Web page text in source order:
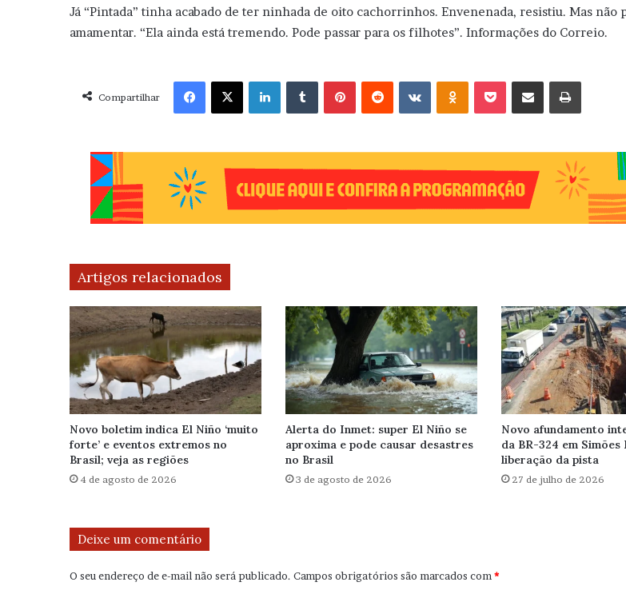
Já “Pintada” tinha acabado de ter ninhada de oito cachorrinhos. Envenenada, resistiu. Mas não
amamentar. “Ela ainda está tremendo. Pode passar para os filhotes”. Informações do Correio.
Compartilhar
Facebook X Linkedin VK OK
Artigos relacionados
Novo boletim indica El Niño ‘muito
forte’ e eventos extremos no
Brasil; veja as regiões
4 de agosto de 2026
Alerta do Inmet: super El Niño se
aproxima e pode causar desastres
no Brasil
3 de agosto de 2026
Novo afundamento
da BR-324 em Simões
liberação da pista
27 de julho de 2026
Deixe um comentário
O seu endereço de e-mail não será publicado. Campos obrigatórios são marcados com*